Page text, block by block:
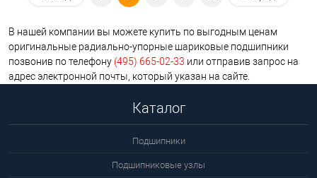
В нашей компании вы можете купить по выгодным ценам
оригинальные радиально-упорные шариковые подшипники
позвонив по телефону (495) 665-02-33 или отправив запрос на
адрес электронной почты, который указан на сайте.
Каталог
Подшипники
Подшипниковые узлы